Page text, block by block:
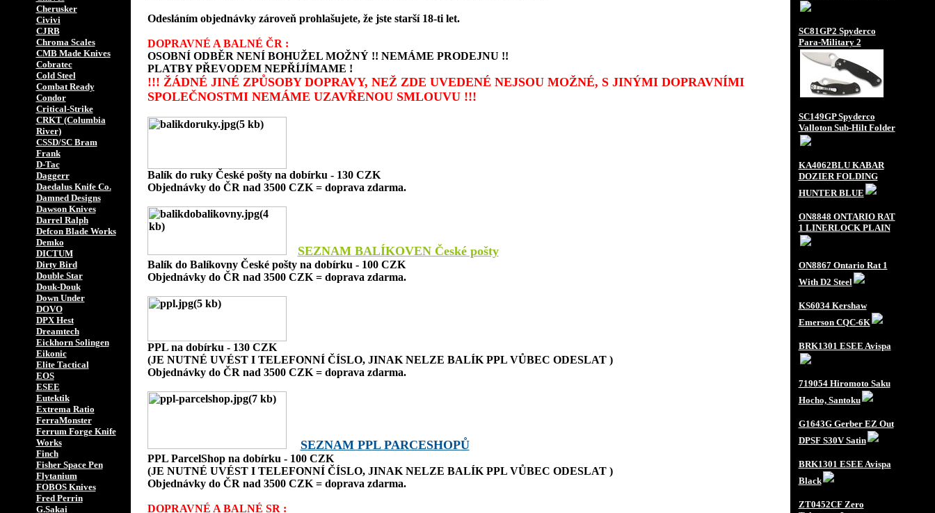
Cherusker
Civivi
CJRB
Chroma Scales
CMB Made Knives
Cobratec
Cold Steel
Combat Ready
Condor
Critical-Strike
CRKT (Columbia
River)
CSSD/SC Bram
Frank
D-Tac
Daggerr
Daedalus Knife Co.
Damned Designs
Dawson Knives
Darrel Ralph
Defcon Blade Works
Demko
DICTUM
Dirty Bird
Double Star
Douk-Douk
Down Under
DOVO
DPX Hest
Dreamtech
Eickhorn Solingen
Eikonic
Elite Tactical
EOS
ESEE
Eutektik
Extrema Ratio
FerraMonster
Ferrum Forge Knife
Works
Finch
Fisher Space Pen
Flytanium
FOBOS Knives
Fred Perrin
G.Sakai
Odesláním objednávky zároveň prohlašujete, že jste starší 18-ti let.
DOPRAVNÉ A BALNÉ ČR :
OSOBNÍ ODBĚR NENÍ BOHUŽEL MOŽNÝ !! NEMÁME PRODEJNU !!
PLATBY PŘEVODEM NEPŘÍJÍMAME !
!!! ŽÁDNÉ JINÉ ZPŮSOBY DOPRAVY, NEŽ ZDE UVEDENÉ NEJSOU MOŽNÉ, S JINÝMI DOPRAVNÍMI
SPOLEČNOSTMI NEMÁME UZAVŘENOU SMLOUVU !!!
Balík do ruky České pošty na dobírku - 130 CZK
Objednávky do ČR nad 3500 CZK = doprava zdarma.
SEZNAM BALÍKOVEN České pošty
Balík do Balíkovny České pošty na dobírku - 100 CZK
Objednávky do ČR nad 3500 CZK = doprava zdarma.
PPL na dobírku - 130 CZK
(JE NUTNÉ UVÉST I TELEFONNÍ ČÍSLO, JINAK NELZE BALÍK PPL VŮBEC ODESLAT )
Objednávky do ČR nad 3500 CZK = doprava zdarma.
SEZNAM PPL PARCESHOPŮ
PPL ParcelShop na dobírku - 100 CZK
(JE NUTNÉ UVÉST I TELEFONNÍ ČÍSLO, JINAK NELZE BALÍK PPL VŮBEC ODESLAT )
Objednávky do ČR nad 3500 CZK = doprava zdarma.
DOPRAVNÉ A BALNÉ SR :
SC81GP2 Spyderco
Para-Military 2
SC149GP Spyderco
Valloton Sub-Hilt Folder
KA4062BLU KABAR
DOZIER FOLDING
HUNTER BLUE
ON8848 ONTARIO RAT
1 LINERLOCK PLAIN
ON8867 Ontario Rat 1
With D2 Steel
KS6034 Kershaw
Emerson CQC-6K
BRK1301 ESEE Avispa
719054 Hiromoto Saku
Hocho, Santoku
G1643G Gerber EZ Out
DPSF S30V Satin
BRK1301 ESEE Avispa
Black
ZT0452CF Zero